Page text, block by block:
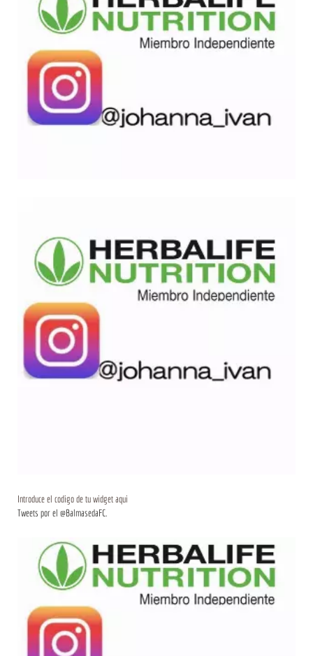
Introduce el codigo de tu widget aqui
Tweets por el @BalmasedaFC.